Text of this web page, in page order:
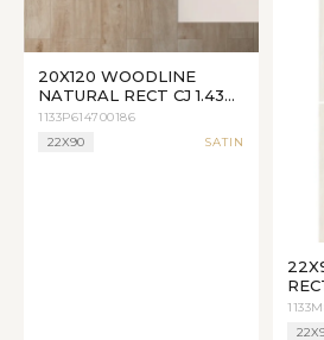
20X120 WOODLINE
NATURAL RECT CJ 1.43
M2
1133P614700186
22X90
SATIN